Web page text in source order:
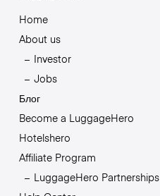
Home
About us
Investor
Jobs
Блог
Become a LuggageHero
Hotelshero
Affiliate Program
LuggageHero Partnerships